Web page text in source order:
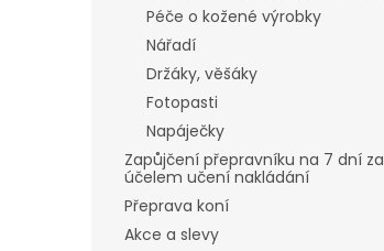
Péče o kožené výrobky
Nářadí
Držáky, věšáky
Fotopasti
Napáječky
Zapůjčení přepravníku na 7 dní za
účelem učení nakládání
Přeprava koní
Akce a slevy